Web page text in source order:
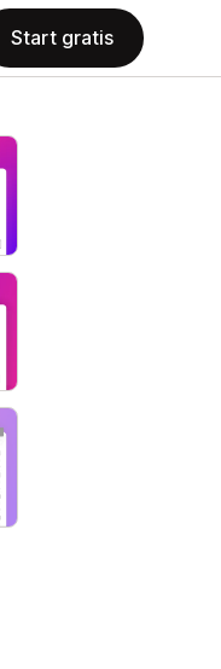
Start gratis